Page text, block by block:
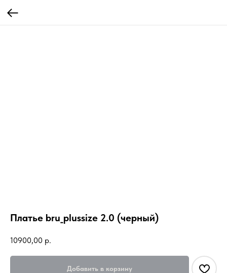
Платье bru_plussize 2.0 (черный)
10900,00 р.
Добавить в корзину